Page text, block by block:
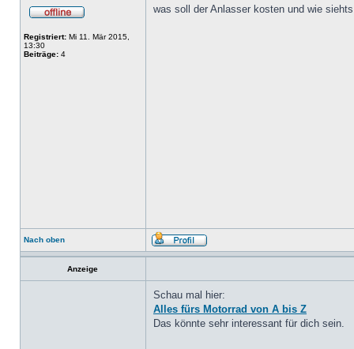
Registriert: Mi 11. Mär 2015,
13:30
Beiträge: 4
was soll der Anlasser kosten und wie
Nach oben
Anzeige
Schau mal hier:
Alles fürs Motorrad von A bis Z
Das könnte sehr interessant für dich sein.